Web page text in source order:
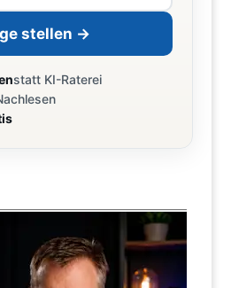
stellen →
statt KI-Raterei